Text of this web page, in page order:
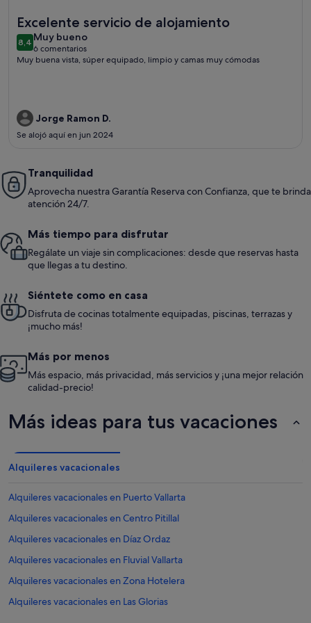
Excelente servicio de alojamiento
8,48,4 de 10
Muy bueno
muy
bueno
6 comentarios
(6 comentarios)
Muy buena vista, súper equipado, limpio y camas muy cómodas
Jorge Ramon D.
Se alojó aquí en jun 2024
Tranquilidad
Aprovecha nuestra Garantía Reserva con Confianza, que te brinda
atención 24/7.
Más tiempo para disfrutar
Regálate un viaje sin complicaciones: desde que reservas hasta
que llegas a tu destino.
Siéntete como en casa
Disfruta de cocinas totalmente equipadas, piscinas, terrazas y
¡mucho más!
Más por menos
Más espacio, más privacidad, más servicios y ¡una mejor relación
calidad-precio!
Más ideas para tus vacaciones
Alquileres vacacionales
Alquileres vacacionales en Puerto Vallarta
Alquileres vacacionales en Centro Pitillal
Alquileres vacacionales en Díaz Ordaz
Alquileres vacacionales en Fluvial Vallarta
Alquileres vacacionales en Zona Hotelera
Alquileres vacacionales en Las Glorias